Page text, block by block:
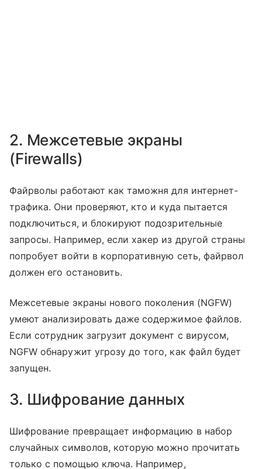
2. Межсетевые экраны
(Firewalls)
Файрволы работают как таможня для интернет-
трафика. Они проверяют, кто и куда пытается
подключиться, и блокируют подозрительные
запросы. Например, если хакер из другой страны
попробует войти в корпоративную сеть, файрвол
должен его остановить.
Межсетевые экраны нового поколения (NGFW)
умеют анализировать даже содержимое файлов.
Если сотрудник загрузит документ с вирусом,
NGFW обнаружит угрозу до того, как файл будет
запущен.
3. Шифрование данных
Шифрование превращает информацию в набор
случайных символов, которую можно прочитать
только с помощью ключа. Например,